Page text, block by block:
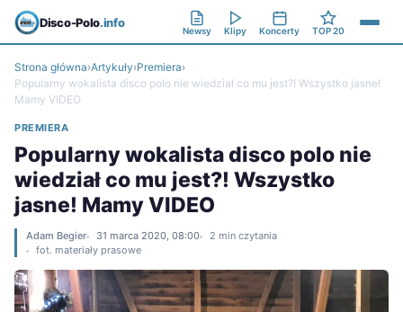
Disco-Polo.info
Newsy Klipy Koncerty TOP 20
Strona główna›Artykuły›Premiera›
Popularny wokalista disco polo nie wiedział co mu jest?! Wszystko jasne!
Mamy VIDEO
PREMIERA
Popularny wokalista disco polo nie
wiedział co mu jest?! Wszystko
jasne! Mamy VIDEO
Adam Begier 31 marca 2020, 08:00
2 min czytania
fot. materiały prasowe